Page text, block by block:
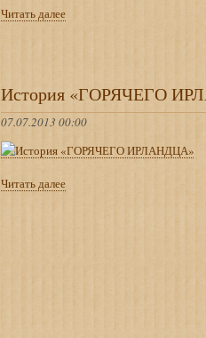
Читать далее
История «ГОРЯЧЕГО
07.07.2013 00:00
Читать далее